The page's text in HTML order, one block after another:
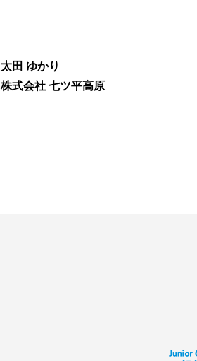
太田 ゆかり
株式会社 七ツ平高原